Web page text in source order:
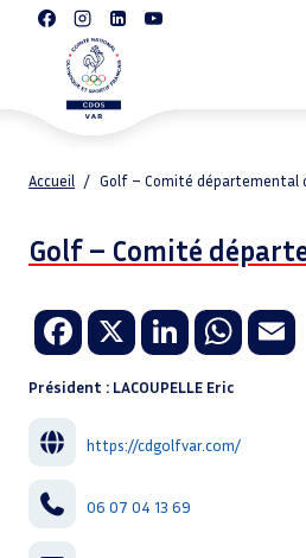
Accueil / Golf – Comité départemental
Golf – Comité
Fa
ce
b
o
k
X
Li
n
k
e
n
W
h
sA
E
Président : LACOUPELLE Eric
https://cdgolfvar.com/
06 07 04 13 69